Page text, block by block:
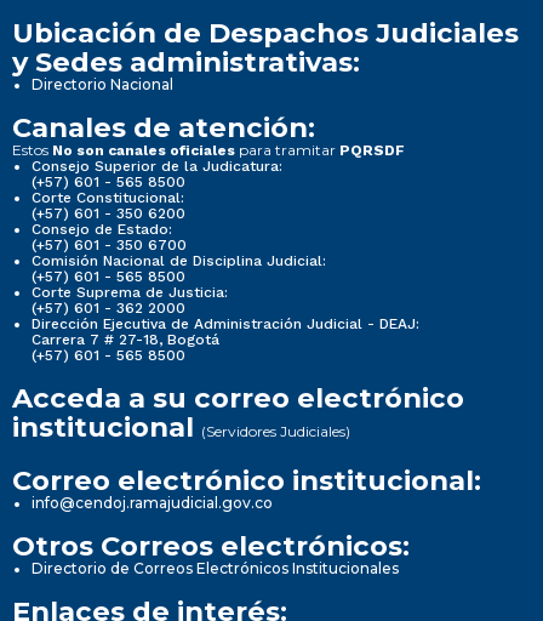
Ubicación de Despachos Judiciales
y Sedes administrativas:
Directorio Nacional
Canales de atención:
Estos No son canales oficiales para tramitar PQRSDF
Consejo Superior de la Judicatura:
(+57) 601 - 565 8500
Corte Constitucional:
(+57) 601 - 350 6200
Consejo de Estado:
(+57) 601 - 350 6700
Comisión Nacional de Disciplina Judicial:
(+57) 601 - 565 8500
Corte Suprema de Justicia:
(+57) 601 - 362 2000
Dirección Ejecutiva de Administración Judicial - DEAJ:
Carrera 7 # 27-18, Bogotá
(+57) 601 - 565 8500
Acceda a su correo electrónico
institucional (Servidores Judiciales)
Correo electrónico institucional:
info@cendoj.ramajudicial.gov.co
Otros Correos electrónicos:
Directorio de Correos Electrónicos Institucionales
Enlaces de interés: